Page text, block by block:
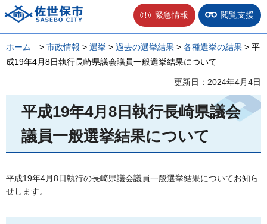
佐世保市 緊急情報 閲覧支援
ホーム > 市政情報 > 選挙 > 過去の選挙結果 > 各種選挙の結果 > 平
成19年4月8日執行長崎県議会議員一般選挙結果について
更新日：2024年4月4日
平成19年4月8日執行長崎県議会
議員一般選挙結果について
平成19年4月8日執行の長崎県議会議員一般選挙結果についてお知ら
せします。